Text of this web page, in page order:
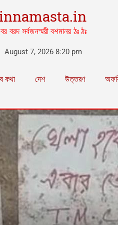
বরদ সর্বজনস্ময়ী বশমানয় ঠঃ ঠঃ
August 7, 2026 8:20 pm
কথা দেশ উত্তরণ